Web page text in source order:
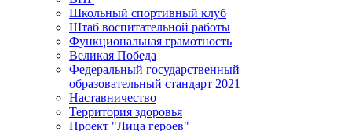
Школьный спортивный клуб
Штаб воспитательной работы
Функциональная грамотность
Великая Победа
Федеральный государственный
образовательный стандарт 2021
Наставничество
Территория здоровья
Проект "Лица героев"